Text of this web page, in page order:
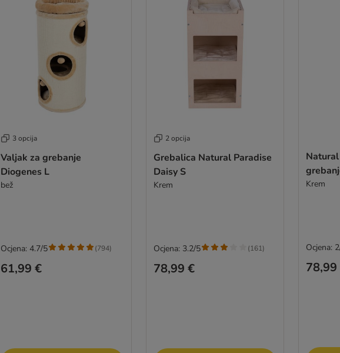
3 opcija
Valjak za grebanje
Diogenes L
bež
61,99 €
Ocjena: 4.7/5 (794)
2 opcija
Grebalica Natural Paradise
Daisy S
Krem
78,99 €
Ocjena: 3.2/5 (161)
Krem
78,99
Ocjena: